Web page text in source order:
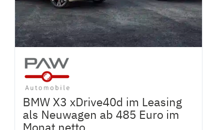
BMW X3 xDrive40d im Leasing
als Neuwagen ab 485 Euro im